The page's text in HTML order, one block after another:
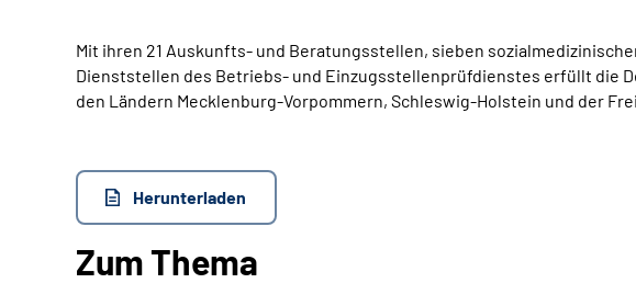
Mit ihren 21 Auskunfts- und Beratungsstellen, sieben
Dienststellen des Betriebs- und Einzugsstellenprüfdienstes erfüllt die
den Ländern Mecklenburg-Vorpommern, Schleswig-Holstein und der
Herunterladen
Zum Thema